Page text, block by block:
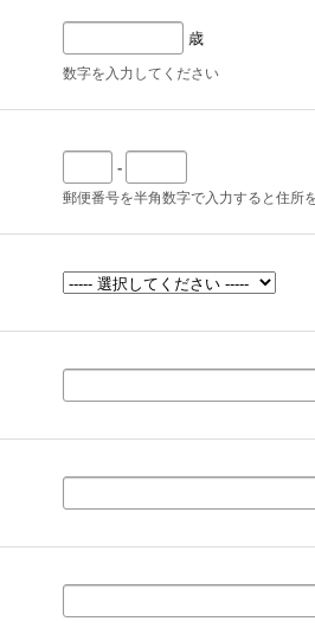
歳
数字を入力してください
-
郵便番号を半角数字で入力すると住所